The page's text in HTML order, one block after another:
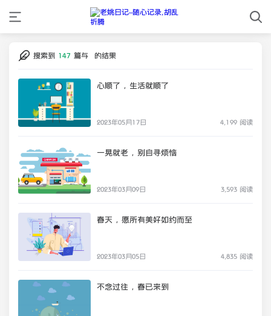
搜索到 147 篇与 的结果
心顺了，生活就顺了
2023年05月17日 4,199 阅读
一晃就老，别自寻烦恼
2023年03月09日 3,593 阅读
春天，愿所有美好如约而至
2023年03月05日 4,835 阅读
不念过往，春已来到